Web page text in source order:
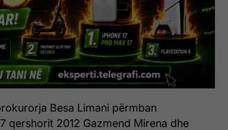
Besa Limani përmban
qershorit 2012 Gazmend Mirena dhe